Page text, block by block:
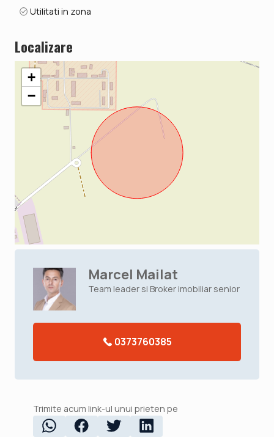
Utilitati in zona
Localizare
+
−
Marcel Mailat
Team leader si Broker imobiliar senior
0373760385
Trimite acum link-ul unui prieten pe